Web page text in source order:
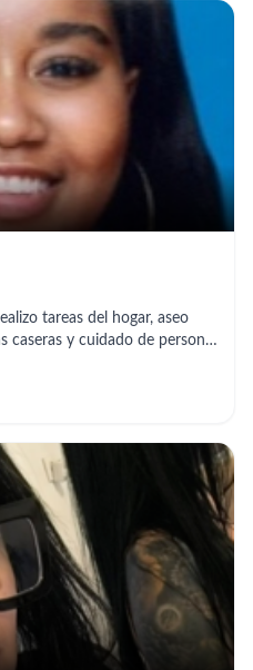
Me adapto a las necesidades
contactarme al 612575736 !
tareas del hogar, aseo
caseras y cuidado de personas
Horarios flexibles según
y muy organizada. Me